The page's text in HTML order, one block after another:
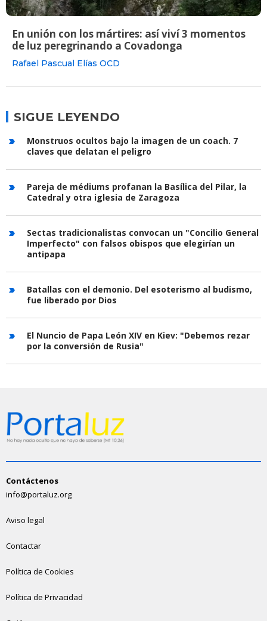
En unión con los mártires: así viví 3 momentos
de luz peregrinando a Covadonga
Rafael Pascual Elías OCD
SIGUE LEYENDO
Monstruos ocultos bajo la imagen de un coach. 7
claves que delatan el peligro
Pareja de médiums profanan la Basílica del Pilar, la
Catedral y otra iglesia de Zaragoza
Sectas tradicionalistas convocan un "Concilio General
Imperfecto" con falsos obispos que elegirían un
antipapa
Batallas con el demonio. Del esoterismo al budismo,
fue liberado por Dios
El Nuncio de Papa León XIV en Kiev: "Debemos rezar
por la conversión de Rusia"
Contáctenos
info@portaluz.org
Aviso legal
Contactar
Política de Cookies
Política de Privacidad